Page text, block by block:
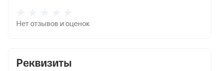
Реквизиты
Нет отзывов и оценок